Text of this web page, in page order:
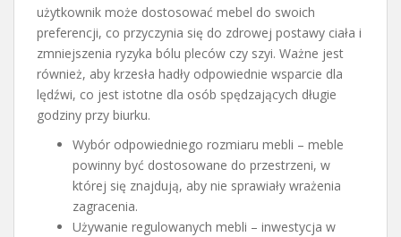
użytkownik może dostosować mebel do swoich
preferencji, co przyczynia się do zdrowej postawy ciała i
zmniejszenia ryzyka bólu pleców czy szyi. Ważne jest
również, aby krzesła hadły odpowiednie wsparcie dla
lędźwi, co jest istotne dla osób spędzających długie
godziny przy biurku.
Wybór odpowiedniego rozmiaru mebli – meble
powinny być dostosowane do przestrzeni, w
której się znajdują, aby nie sprawiały wrażenia
zagracenia.
Używanie regulowanych mebli – inwestycja w